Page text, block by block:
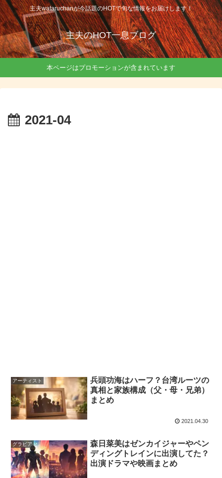
主夫wataruchanが今話題のHOTで旬な情報をお届けします！
主夫のHOT一息ブログ
本ページはプロモーションが含まれています
2021-04
アーティスト
兵頭功海はハーフ？台湾ルーツの
真相と家族構成（父・母・兄弟）
まとめ
2021.04.30
グラビア
森日菜美はゼンカイジャーやペン
ディングトレインに出演してた？
出演ドラマや映画まとめ